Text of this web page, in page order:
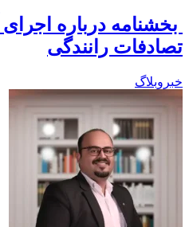
درباره اجرای
رانندگی